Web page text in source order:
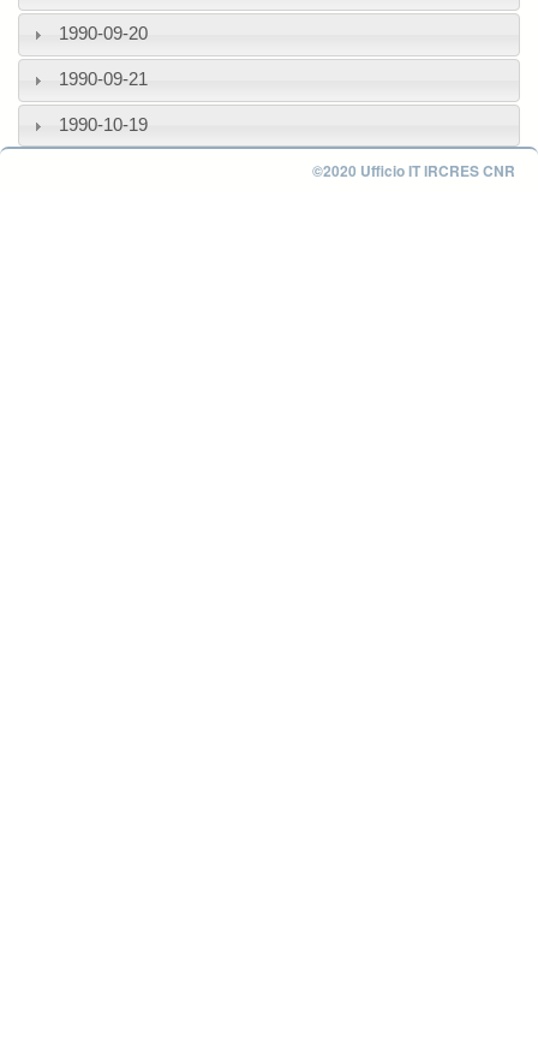
1990-09-20
1990-09-21
1990-10-19
©2020 Ufficio IT IRCRES CNR